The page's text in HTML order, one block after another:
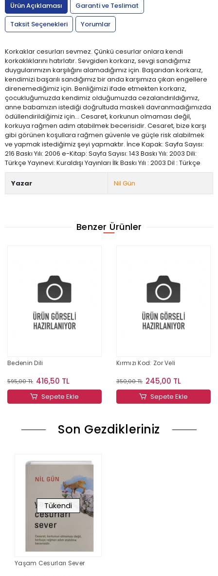
Ürün Açıklaması
Garanti ve Teslimat
Taksit Seçenekleri
Yorumlar
Korkaklar cesurları sevmez. Çünkü cesurlar onlara kendi
korkaklıklarını hatırlatır. Sevgiden korkarız, sevgi sandığımız
duygularımızın karşılığını alamadığımız için. Başarıdan korkarız,
kendimizi başarılı sandığımız bir anda karşımıza çıkan engellere
direnemediğimiz için. Benliğimizi ifade etmekten korkarız,
çocukluğumuzda kendimiz olduğumuzda cezalandırıldığımız,
anne babamızın istediği doğrultuda maskeli davranmadığımızda
ödüllendirildiğimiz için... Cesaret, korkunun olmaması değil,
korkuya rağmen adım atabilmek becerisidir. Cesaret, bize karşı
gibi görünen koşullara rağmen güvenle ve güçle risk alabilmek
ve yapmak istediğimiz şeyi yapmaktır. İnce Kapak: Sayfa Sayısı:
216 Baskı Yılı: 2006 e-Kitap: Sayfa Sayısı: 143 Baskı Yılı: 2003 Dili:
Türkçe Yayınevi: Kuraldışı Yayınları İlk Baskı Yılı : 2003 Dil : Türkçe
Yazar Nil Gün
Benzer Ürünler
Bedenin Dili
595,00 TL 416,50 TL
Sepete Ekle
Kırmızı Kod: Zor Veli
350,00 TL 245,00 TL
Sepete Ekle
Son Gezdikleriniz
Tükendi
Yaşam Cesurları Sever